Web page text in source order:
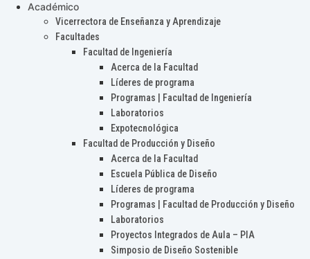
Académico
Vicerrectora de Enseñanza y Aprendizaje
Facultades
Facultad de Ingeniería
Acerca de la Facultad
Líderes de programa
Programas | Facultad de Ingeniería
Laboratorios
Expotecnológica
Facultad de Producción y Diseño
Acerca de la Facultad
Escuela Pública de Diseño
Líderes de programa
Programas | Facultad de Producción y Diseño
Laboratorios
Proyectos Integrados de Aula – PIA
Simposio de Diseño Sostenible